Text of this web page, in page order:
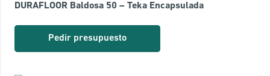
DURAFLOOR Baldosa 50 – Teka Encapsulada
Pedir presupuesto